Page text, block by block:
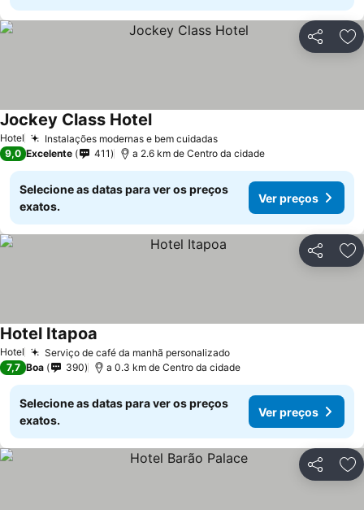
Partilhar
Hotel Instalações modernas e bem cuidadasVer preços
Jockey Class HotelVer preços
9,0 Excelente 411 a 2.6 km de Centro da cidade
Selecione as datas para ver os preços
exatos.
Ver preços
Partilhar
Hotel Serviço de café da manhã personalizadoVer preços
Hotel Itapoa
7,7 Boa 390 a 0.3 km de Centro da cidade
Selecione as datas para ver os preços
exatos.
Ver preços
Partilhar